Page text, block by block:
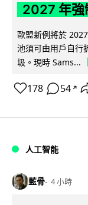
2027 年強
歐盟新例將於
池須可由用戶自行
圾。現時 Sams...
178 54 ↗
人工智能
藍骨 4 小時